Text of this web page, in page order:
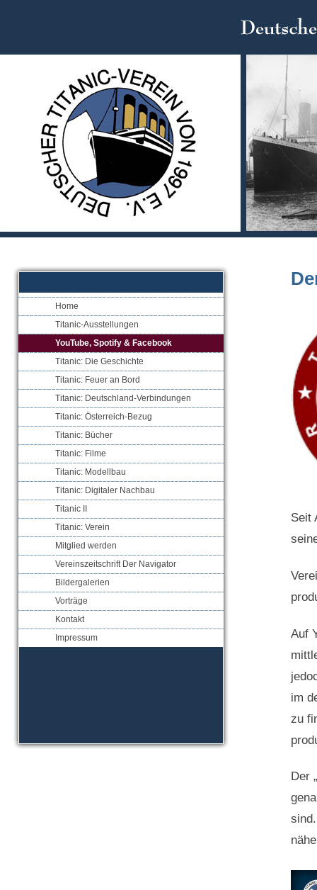
Home
Titanic-Ausstellungen
YouTube, Spotify & Facebook
Titanic: Die Geschichte
Titanic: Feuer an Bord
Titanic: Deutschland-Verbindungen
Titanic: Österreich-Bezug
Titanic: Bücher
Titanic: Filme
Titanic: Modellbau
Titanic: Digitaler Nachbau
Titanic II
Titanic: Verein
Mitglied werden
Vereinszeitschrift Der Navigator
Bildergalerien
Vorträge
Kontakt
Impressum
Seit
Auf
im
zu
Der